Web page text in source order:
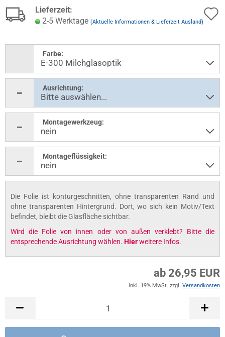
Lieferzeit:
2-5 Werktage (Aktuelle Informationen & Lieferzeit Ausland)
Farbe:
Ausrichtung:
Montagewerkzeug:
Montageflüssigkeit:
Die Folie ist konturgeschnitten, ohne transparenten Rand und
ohne transparenten Hintergrund. Dort, wo sich kein Motiv/Text
befindet, bleibt die Glasfläche sichtbar.
Wird die Folie von innen oder von außen verklebt? Bitte die
entsprechende Ausrichtung wählen. Hierweitere Infos.
ab 26,95 EUR
inkl. 19% MwSt. zzgl. Versandkosten